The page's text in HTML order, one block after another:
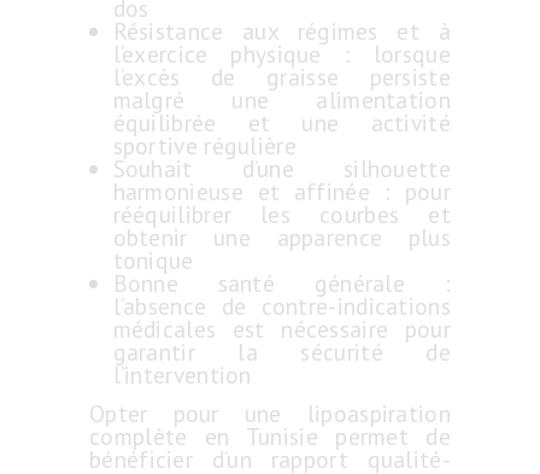
dos
Résistance aux régimes et à
l’exercice physique : lorsque
l’excès de graisse persiste
malgré une alimentation
équilibrée et une activité
sportive régulière
Souhait d’une silhouette
harmonieuse et affinée : pour
rééquilibrer les courbes et
obtenir une apparence plus
tonique
Bonne santé générale :
l’absence de contre-indications
médicales est nécessaire pour
garantir la sécurité de
l’intervention
Opter pour une lipoaspiration
complète en Tunisie permet de
bénéficier d’un rapport qualité-